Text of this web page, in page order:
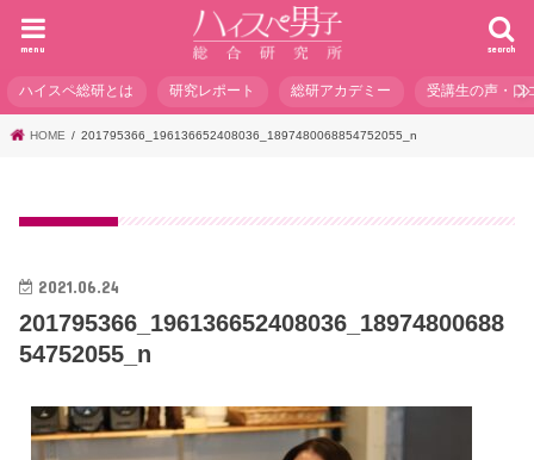
search
menu
ハイスペ総研とは 研究レポート 総研アカデミー 受講生の声・口
HOME 201795366_196136652408036_1897480068854752055_n
2021.06.24
201795366_196136652408036_18974800688
54752055_n